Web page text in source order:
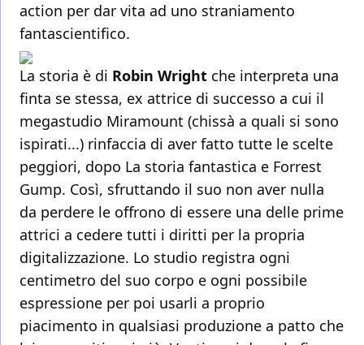
action per dar vita ad uno straniamento
fantascientifico.
La storia è di Robin Wright che interpreta una
finta se stessa, ex attrice di successo a cui il
megastudio Miramount (chissà a quali si sono
ispirati...) rinfaccia di aver fatto tutte le scelte
peggiori, dopo La storia fantastica e Forrest
Gump. Così, sfruttando il suo non aver nulla
da perdere le offrono di essere una delle prime
attrici a cedere tutti i diritti per la propria
digitalizzazione. Lo studio registra ogni
centimetro del suo corpo e ogni possibile
espressione per poi usarli a proprio
piacimento in qualsiasi produzione a patto che